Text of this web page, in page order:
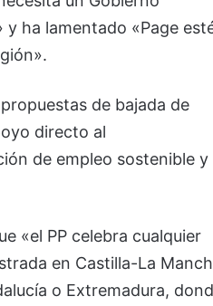
ha lamentado «Page
de bajada de
directo al
de empleo sostenible y
«el PP celebra cualquier
en Castilla-La
o Extremadura,